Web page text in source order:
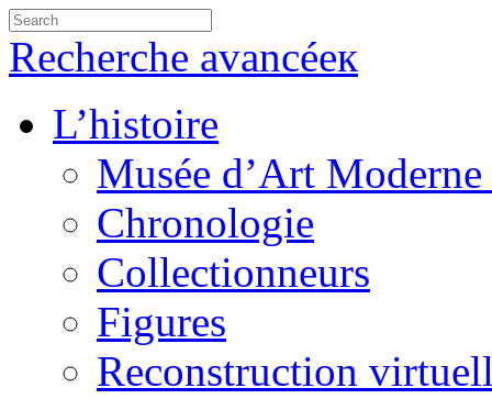
Recherche avancéeк
L’histoire
Musée d’Art
Chronologie
Collectionneurs
Figures
Reconstruction